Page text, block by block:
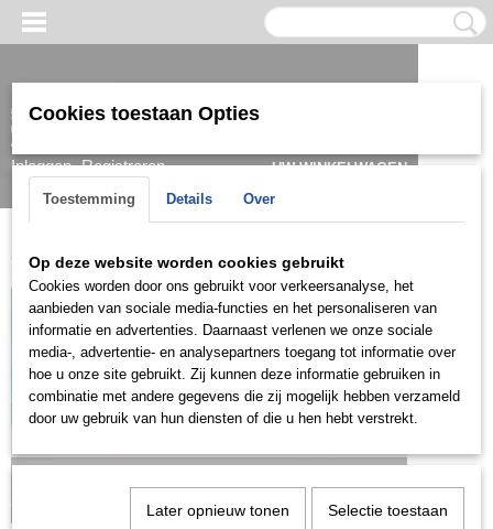
Inloggen Registreren
UW WINKELWAGEN
Home > >Oorbellen > KOG0212
zaak is verkocht; in dat geval nemen wij contact met u op.
Cookies toestaan Opties
Toestemming Details Over
Op deze website worden cookies gebruikt
Cookies worden door ons gebruikt voor verkeersanalyse, het
aanbieden van sociale media-functies en het personaliseren van
informatie en advertenties. Daarnaast verlenen we onze sociale
media-, advertentie- en analysepartners toegang tot informatie over
hoe u onze site gebruikt. Zij kunnen deze informatie gebruiken in
combinatie met andere gegevens die zij mogelijk hebben verzameld
door uw gebruik van hun diensten of die u hen hebt verstrekt.
Later opnieuw tonen Selectie toestaan